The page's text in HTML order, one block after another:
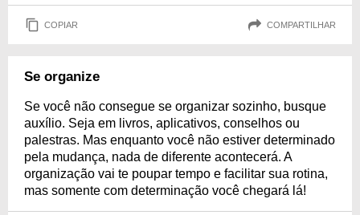
COPIAR COMPARTILHAR
Se organize
Se você não consegue se organizar sozinho, busque
auxílio. Seja em livros, aplicativos, conselhos ou
palestras. Mas enquanto você não estiver determinado
pela mudança, nada de diferente acontecerá. A
organização vai te poupar tempo e facilitar sua rotina,
mas somente com determinação você chegará lá!